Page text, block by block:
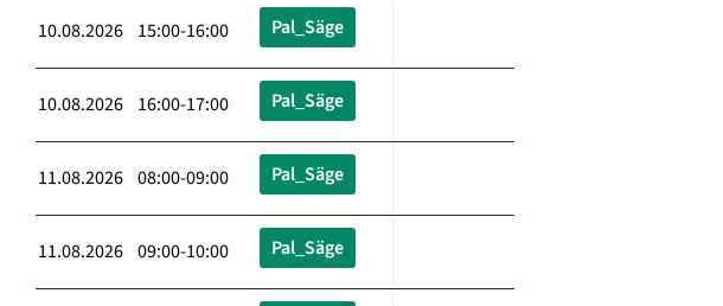
10.08.2026 15:00-16:00 Pal_Säge
10.08.2026 16:00-17:00 Pal_Säge
11.08.2026 08:00-09:00 Pal_Säge
11.08.2026 09:00-10:00 Pal_Säge